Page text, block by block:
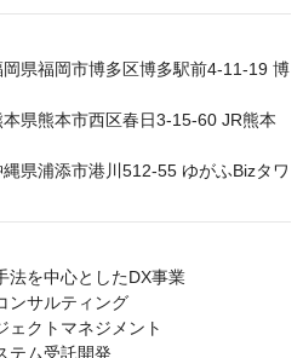
県福岡市博多区博多駅前4-11-19 博
県熊本市西区春日3-15-60 JR熊本
県浦添市港川512-55 ゆがふBizタワ
法を中心としたDX事業
ンサルティング
ェクトマネジメント
テム受託開発